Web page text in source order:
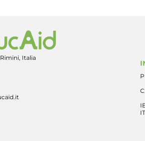
Rimini, Italia